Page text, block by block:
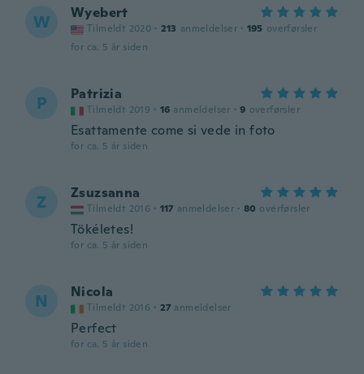
W Wyebert
Tilmeldt 2020 · 213 anmeldelser · 195 overførsler
for ca. 5 år siden
P Patrizia
Tilmeldt 2019 · 16 anmeldelser · 9 overførsler
Esattamente come si vede in foto
for ca. 5 år siden
Z Zsuzsanna
Tilmeldt 2016 · 117 anmeldelser · 80 overførsler
Tökéletes!
for ca. 5 år siden
N Nicola
Tilmeldt 2016 · 27 anmeldelser
Perfect
for ca. 5 år siden